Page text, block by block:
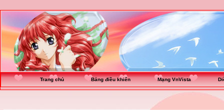
Trang chủ Bảng điều khiển Mạng VnVista